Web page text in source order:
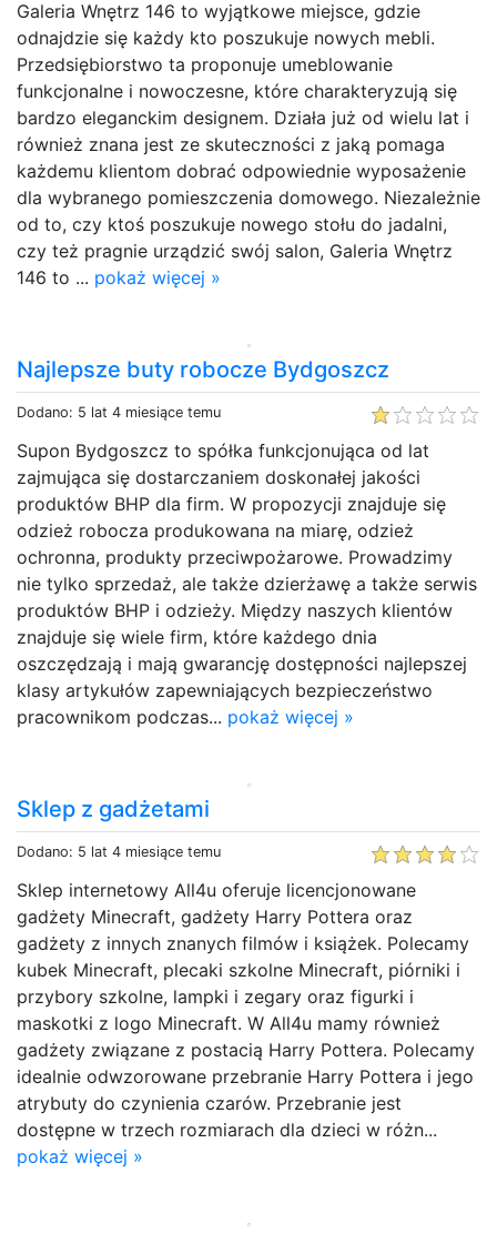
Galeria Wnętrz 146 to wyjątkowe miejsce, gdzie
odnajdzie się każdy kto poszukuje nowych mebli.
Przedsiębiorstwo ta proponuje umeblowanie
funkcjonalne i nowoczesne, które charakteryzują się
bardzo eleganckim designem. Działa już od wielu lat i
również znana jest ze skuteczności z jaką pomaga
każdemu klientom dobrać odpowiednie wyposażenie
dla wybranego pomieszczenia domowego. Niezależnie
od to, czy ktoś poszukuje nowego stołu do jadalni,
czy też pragnie urządzić swój salon, Galeria Wnętrz
146 to ... pokaż więcej »
Najlepsze buty robocze Bydgoszcz
Dodano: 5 lat 4 miesiące temu
Supon Bydgoszcz to spółka funkcjonująca od lat
zajmująca się dostarczaniem doskonałej jakości
produktów BHP dla firm. W propozycji znajduje się
odzież robocza produkowana na miarę, odzież
ochronna, produkty przeciwpożarowe. Prowadzimy
nie tylko sprzedaż, ale także dzierżawę a także serwis
produktów BHP i odzieży. Między naszych klientów
znajduje się wiele firm, które każdego dnia
oszczędzają i mają gwarancję dostępności najlepszej
klasy artykułów zapewniających bezpieczeństwo
pracownikom podczas... pokaż więcej »
Sklep z gadżetami
Dodano: 5 lat 4 miesiące temu
Sklep internetowy All4u oferuje licencjonowane
gadżety Minecraft, gadżety Harry Pottera oraz
gadżety z innych znanych filmów i książek. Polecamy
kubek Minecraft, plecaki szkolne Minecraft, piórniki i
przybory szkolne, lampki i zegary oraz figurki i
maskotki z logo Minecraft. W All4u mamy również
gadżety związane z postacią Harry Pottera. Polecamy
idealnie odwzorowane przebranie Harry Pottera i jego
atrybuty do czynienia czarów. Przebranie jest
dostępne w trzech rozmiarach dla dzieci w różn...
pokaż więcej »